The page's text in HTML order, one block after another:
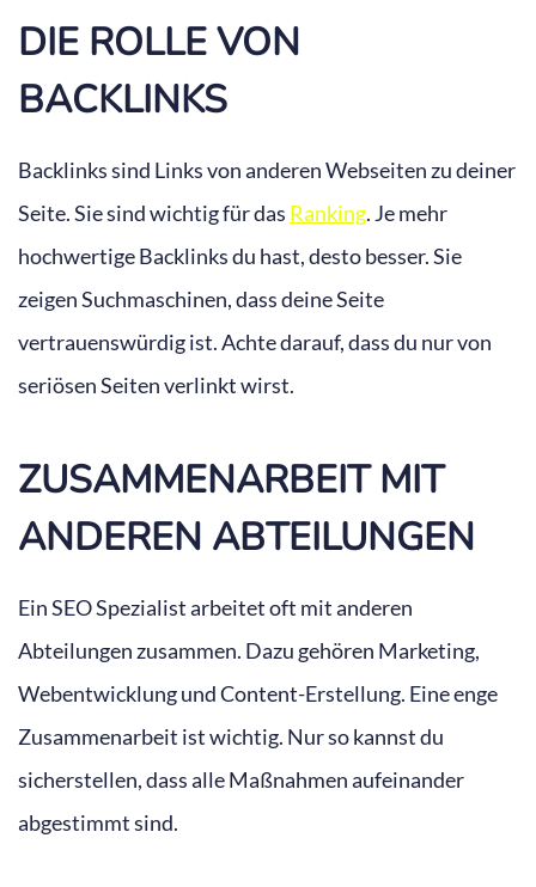
DIE ROLLE VON
BACKLINKS
Backlinks sind Links von anderen Webseiten zu deiner
Seite. Sie sind wichtig für das Ranking. Je mehr
hochwertige Backlinks du hast, desto besser. Sie
zeigen Suchmaschinen, dass deine Seite
vertrauenswürdig ist. Achte darauf, dass du nur von
seriösen Seiten verlinkt wirst.
ZUSAMMENARBEIT MIT
ANDEREN ABTEILUNGEN
Ein SEO Spezialist arbeitet oft mit anderen
Abteilungen zusammen. Dazu gehören Marketing,
Webentwicklung und Content-Erstellung. Eine enge
Zusammenarbeit ist wichtig. Nur so kannst du
sicherstellen, dass alle Maßnahmen aufeinander
abgestimmt sind.